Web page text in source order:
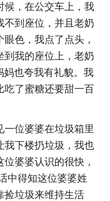
候，在公交车上，我
不到座位，并且老奶
色，我点了点头，
到我的座位上，老奶
妈也夸我有礼貌。我
吃了蜜糖还要甜一百
一位婆婆在垃圾箱里
我下楼扔垃圾，我也
婆婆认识的很快，
中得知这位婆婆姓
捡垃圾来维持生活